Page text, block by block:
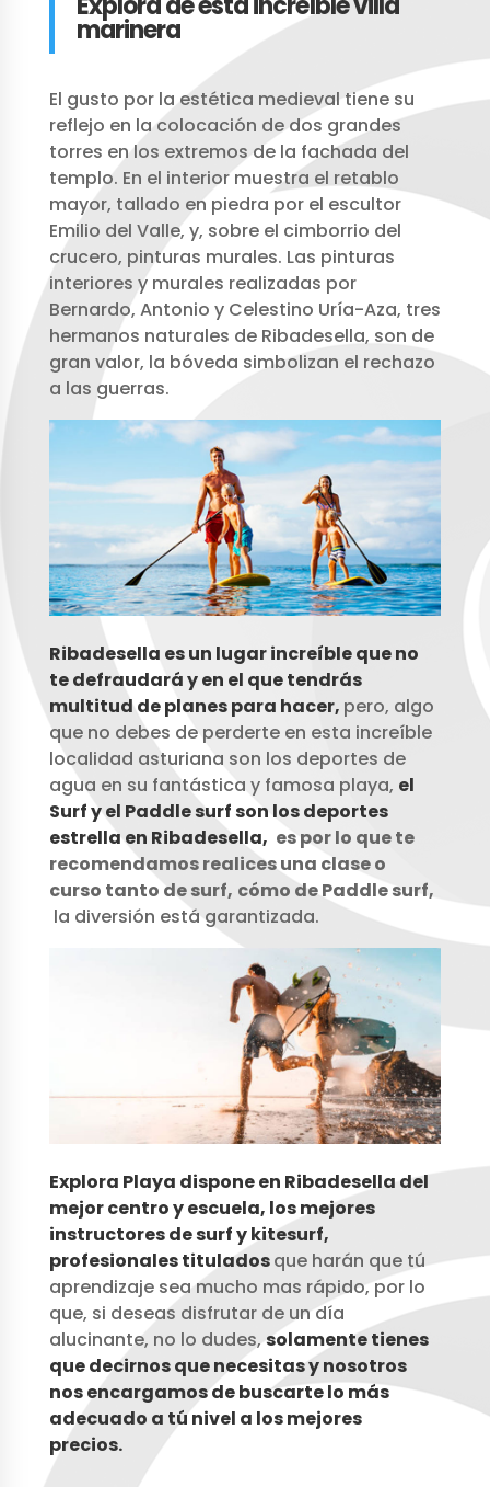
marinera
El gusto por la estética medieval tiene su
reflejo en la colocación de dos grandes
torres en los extremos de la fachada del
templo. En el interior muestra el retablo
mayor, tallado en piedra por el escultor
Emilio del Valle, y, sobre el cimborrio del
crucero, pinturas murales. Las pinturas
interiores y murales realizadas por
Bernardo, Antonio y Celestino Uría-Aza, tres
hermanos naturales de Ribadesella, son de
gran valor, la bóveda simbolizan el rechazo
a las guerras.
Ribadesella es un lugar increíble que no
te defraudará y en el que tendrás
multitud de planes para hacer, pero, algo
que no debes de perderte en esta increíble
localidad asturiana son los deportes de
agua en su fantástica y famosa playa, el
Surf y el Paddle surf son los deportes
estrella en Ribadesella, es por lo que te
recomendamos realices una clase o
curso tanto de surf, cómo de Paddle surf,
la diversión está garantizada.
Explora Playa dispone en Ribadesella del
mejor centro y escuela, los mejores
instructores de surf y kitesurf,
profesionales tituladosque harán que tú
aprendizaje sea mucho mas rápido, por lo
que, si deseas disfrutar de un día
alucinante, no lo dudes,solamente tienes
que decirnos que necesitas y nosotros
nos encargamos de buscarte lo más
adecuado a tú nivel a los mejores
precios.